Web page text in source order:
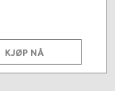
KJØP NÅ